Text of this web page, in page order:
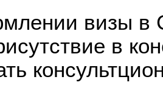
визы в
в